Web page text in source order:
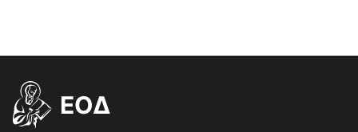
EOΔ